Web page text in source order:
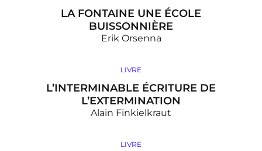
LA FONTAINE UNE ÉCOLE
BUISSONNIÈRE
Erik Orsenna
LIVRE
L’INTERMINABLE ÉCRITURE DE
L’EXTERMINATION
Alain Finkielkraut
LIVRE